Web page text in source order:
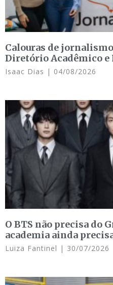
Calouras de
Diretório Acadêmico e
Isaac Dias 04/08/2026
O BTS não precisa do
academia ainda
Luiza Fantinel 30/07/2026